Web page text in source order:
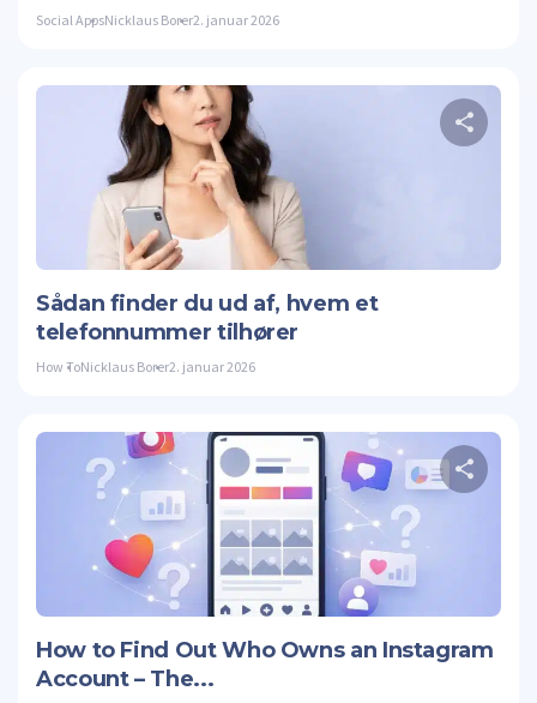
Social AppsNicklaus Borer2. januar 2026
Sådan finder du ud af, hvem et
telefonnummer tilhører
How ToNicklaus Borer2. januar 2026
How to Find Out Who Owns an Instagram
Account – The...